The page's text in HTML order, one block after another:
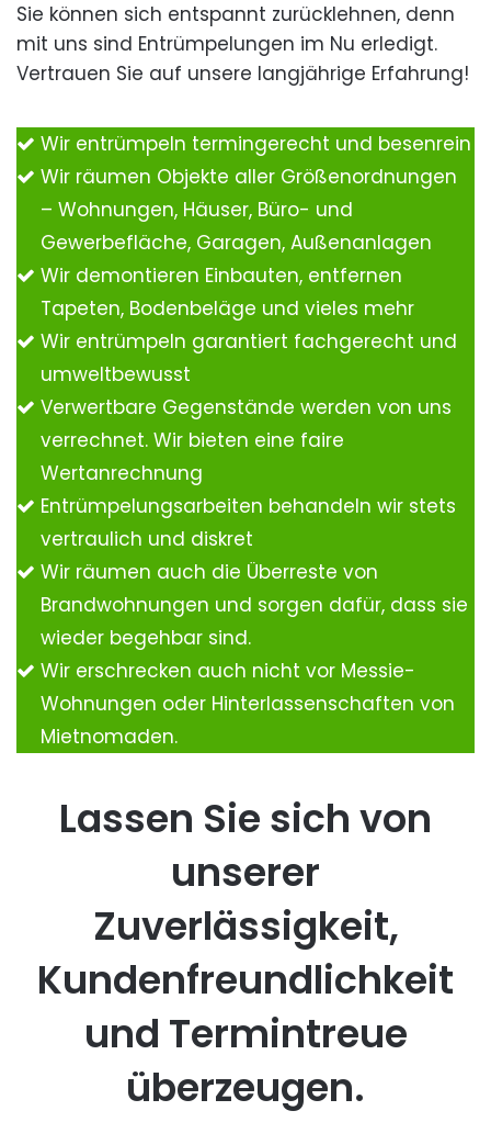
Sie können sich entspannt zurücklehnen, denn
mit uns sind Entrümpelungen im Nu erledigt.
Vertrauen Sie auf unsere langjährige Erfahrung!
Wir entrümpeln termingerecht und besenrein
Wir räumen Objekte aller Größenordnungen
– Wohnungen, Häuser, Büro- und
Gewerbefläche, Garagen, Außenanlagen
Wir demontieren Einbauten, entfernen
Tapeten, Bodenbeläge und vieles mehr
Wir entrümpeln garantiert fachgerecht und
umweltbewusst
Verwertbare Gegenstände werden von uns
verrechnet. Wir bieten eine faire
Wertanrechnung
Entrümpelungsarbeiten behandeln wir stets
vertraulich und diskret
Wir räumen auch die Überreste von
Brandwohnungen und sorgen dafür, dass sie
wieder begehbar sind.
Wir erschrecken auch nicht vor Messie-
Wohnungen oder Hinterlassenschaften von
Mietnomaden.
Lassen Sie sich von
unserer
Zuverlässigkeit,
Kundenfreundlichkeit
und Termintreue
überzeugen.